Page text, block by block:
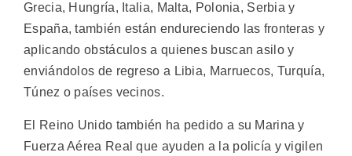
Grecia, Hungría, Italia, Malta, Polonia, Serbia y
España, también están endureciendo las fronteras y
aplicando obstáculos a quienes buscan asilo y
enviándolos de regreso a Libia, Marruecos, Turquía,
Túnez o países vecinos.
El Reino Unido también ha pedido a su Marina y
Fuerza Aérea Real que ayuden a la policía y vigilen